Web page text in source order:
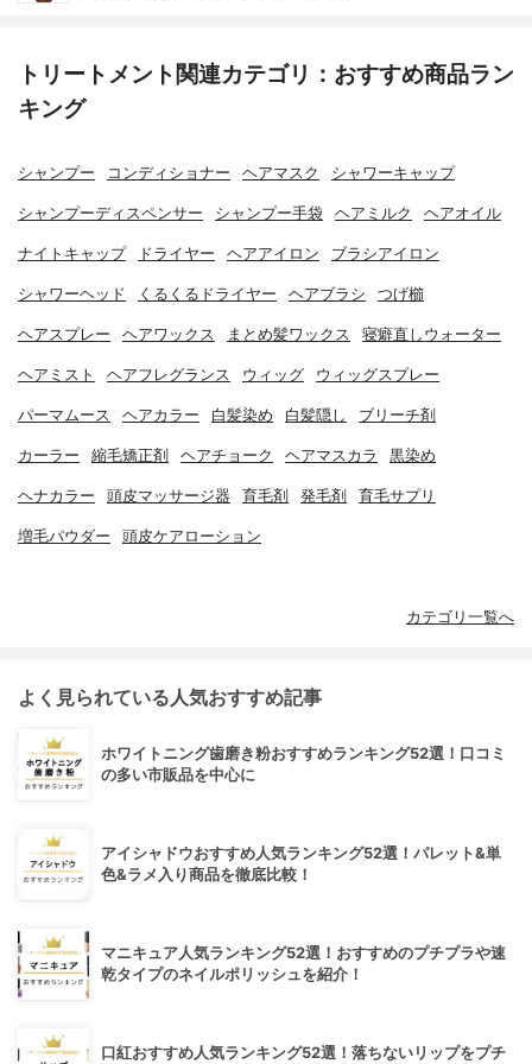
トリートメント関連カテゴリ：おすすめ商品ラン
キング
シャンプー コンディショナー ヘアマスク シャワーキャップ
シャンプーディスペンサー シャンプー手袋 ヘアミルク ヘアオイル
ナイトキャップ ドライヤー ヘアアイロン ブラシアイロン
シャワーヘッド くるくるドライヤー ヘアブラシ つげ櫛
ヘアスプレー ヘアワックス まとめ髪ワックス 寝癖直しウォーター
ヘアミスト ヘアフレグランス ウィッグ ウィッグスプレー
パーマムース ヘアカラー 白髪染め 白髪隠し ブリーチ剤
カーラー 縮毛矯正剤 ヘアチョーク ヘアマスカラ 黒染め
ヘナカラー 頭皮マッサージ器 育毛剤 発毛剤 育毛サプリ
増毛パウダー 頭皮ケアローション
カテゴリ一覧へ
よく見られている人気おすすめ記事
ホワイトニング歯磨き粉おすすめランキング52選！口コミ
の多い市販品を中心に
アイシャドウおすすめ人気ランキング52選！パレット&単
色&ラメ入り商品を徹底比較！
マニキュア人気ランキング52選！おすすめのプチプラや速
乾タイプのネイルポリッシュを紹介！
口紅おすすめ人気ランキング52選！落ちないリップをプチ